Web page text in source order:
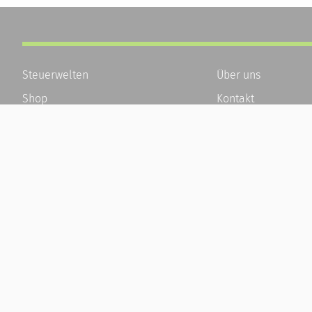
Steuerwelten
Shop
Über uns
Kontakt